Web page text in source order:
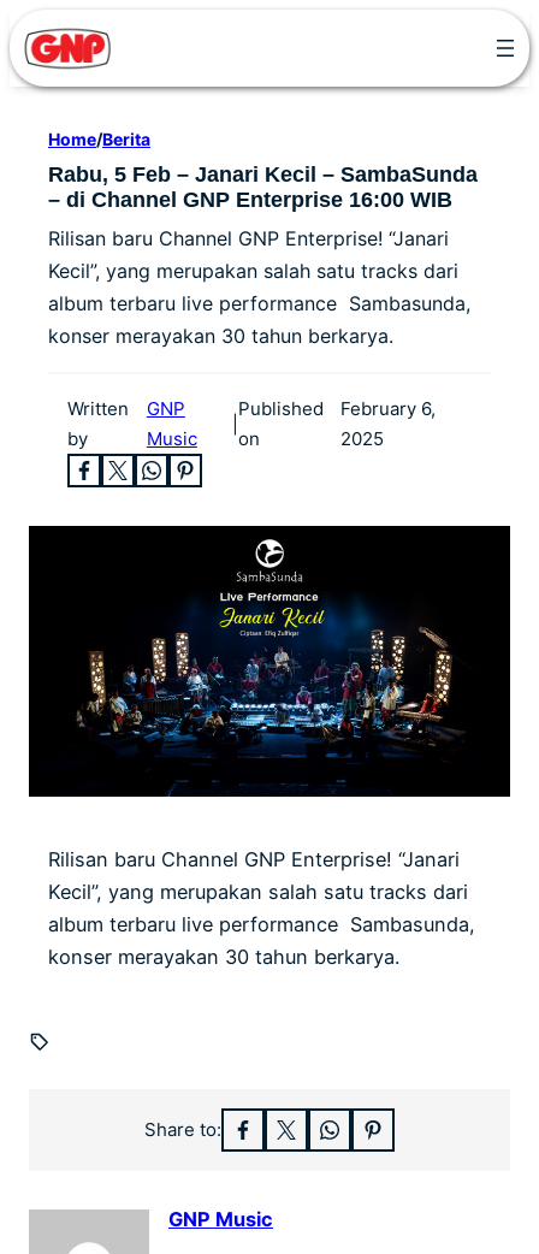
to
content
Home/Berita
Rabu, 5 Feb – Janari Kecil – SambaSunda
– di Channel GNP Enterprise 16:00 WIB
Rilisan baru Channel GNP Enterprise! “Janari
Kecil”, yang merupakan salah satu tracks dari
album terbaru live performance Sambasunda,
konser merayakan 30 tahun berkarya.
Written
by
GNP
Music
Published
on
February 6,
2025
Rilisan baru Channel GNP Enterprise! “Janari
Kecil”, yang merupakan salah satu tracks dari
album terbaru live performance Sambasunda,
konser merayakan 30 tahun berkarya.
Share to:
GNP Music